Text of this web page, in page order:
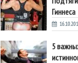
Гиннеса
5